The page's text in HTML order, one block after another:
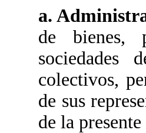
a.
de bienes,
sociedades
colectivos,
de sus
de la